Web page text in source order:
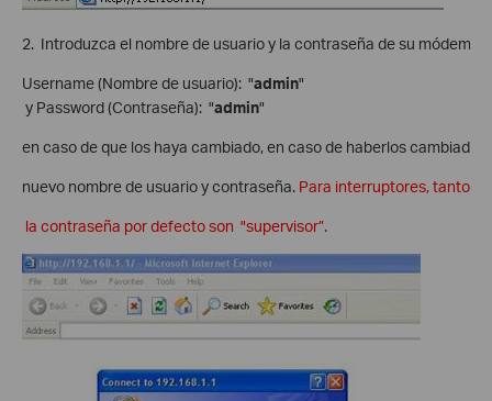
2. Introduzca el nombre de usuario y la contraseña de su módem.
Username (Nombre de usuario): "admin"
y Password (Contraseña): "admin"
en caso de que los haya cambiado, en caso de haberlos cambiado
nuevo nombre de usuario y contraseña. Para interruptores, tanto el
la contraseña por defecto son "supervisor”.